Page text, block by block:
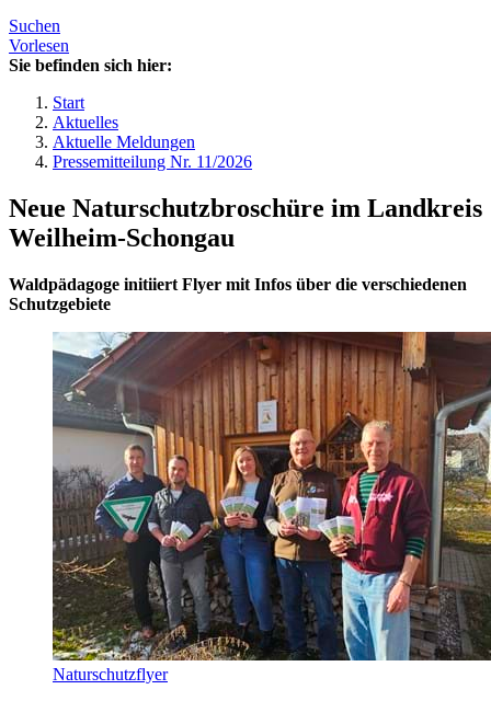
Suchen
Vorlesen
Sie befinden sich hier:
Start
Aktuelles
Aktuelle Meldungen
Pressemitteilung Nr. 11/2026
Neue Naturschutzbroschüre im Landkreis
Weilheim-Schongau
Waldpädagoge initiiert Flyer mit Infos über die verschiedenen
Schutzgebiete
Naturschutzflyer